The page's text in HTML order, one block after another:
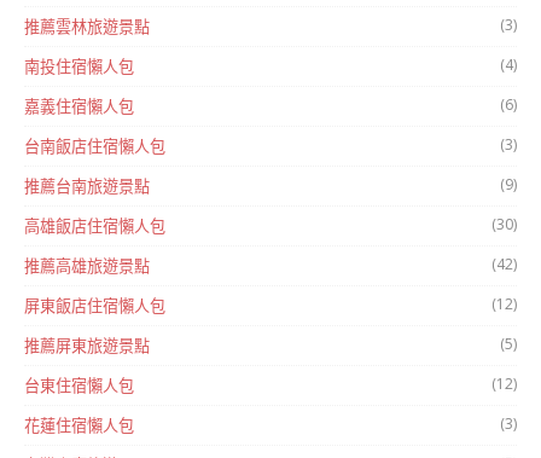
推薦雲林旅遊景點 (3)
南投住宿懶人包 (4)
嘉義住宿懶人包 (6)
台南飯店住宿懶人包 (3)
推薦台南旅遊景點 (9)
高雄飯店住宿懶人包 (30)
推薦高雄旅遊景點 (42)
屏東飯店住宿懶人包 (12)
推薦屏東旅遊景點 (5)
台東住宿懶人包 (12)
花蓮住宿懶人包 (3)